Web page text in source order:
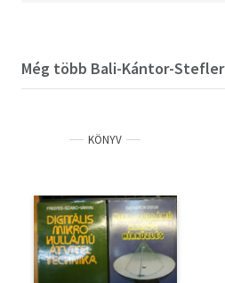
Még több Bali-Kántor-Stefler
KÖNYV